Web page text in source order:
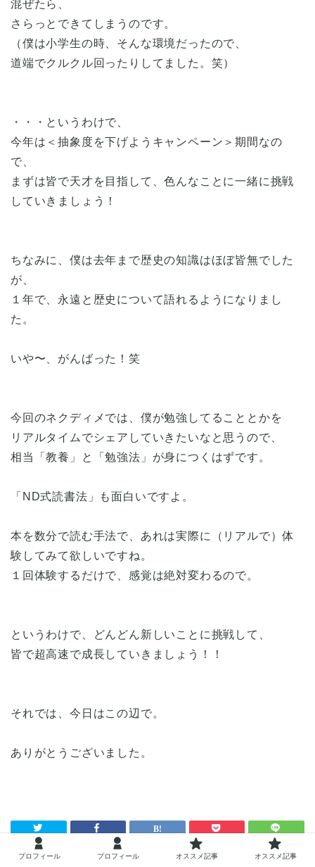
混ぜたら、
さらっとできてしまうのです。
（僕は小学生の時、そんな環境だったので、
道端でクルクル回ったりしてました。笑）
・・・というわけで、
今年は＜抽象度を下げようキャンペーン＞期間なの
で、
まずは皆で天才を目指して、色んなことに一緒に挑戦
していきましょう！
ちなみに、僕は去年まで歴史の知識はほぼ皆無でした
が、
１年で、永遠と歴史について語れるようになりまし
た。
いや〜、がんばった！笑
今回のネクディメでは、僕が勉強してることとかを
リアルタイムでシェアしていきたいなと思うので、
相当「教養」と「勉強法」が身につくはずです。
「ND式読書法」も面白いですよ。
本を数分で読む手法で、あれは実際に（リアルで）体
験してみて欲しいですね。
１回体験するだけで、感覚は絶対変わるので。
というわけで、どんどん新しいことに挑戦して、
皆で超高速で成長していきましょう！！
それでは、今日はこの辺で。
ありがとうございました。
プロフィール プロフィール オススメ記事 オススメ記事